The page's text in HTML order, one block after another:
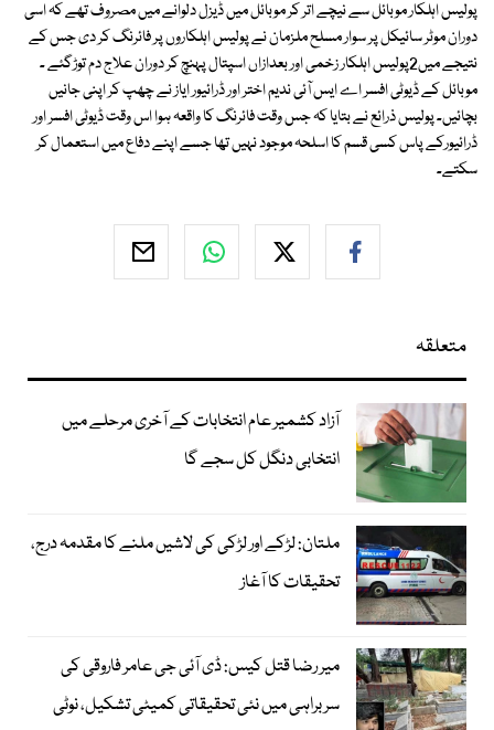
پولیس اہلکار موبائل سے نیچے اتر کر موبائل میں ڈیزل دلوانے میں مصروف تھے کہ اسی
دوران موٹر سائیکل پر سوار مسلح ملزمان نے پولیس اہلکاروں پر فائرنگ کر دی جس کے
نتیجے میں2پولیس اہلکار زخمی اور بعدازاں اسپتال پہنچ کر دوران علاج دم توڑگئے ۔
موبائل کے ڈیوٹی افسر اے ایس آئی ندیم اختر اور ڈرائیور ایاز نے چھپ کر اپنی جانیں
بچائیں۔ پولیس ذرائع نے بتایا کہ جس وقت فائرنگ کا واقعہ ہوا اس وقت ڈیوٹی افسر اور
ڈرائیورکے پاس کسی قسم کا اسلحہ موجود نہیں تھا جسے اپنے دفاع میں استعمال کر
سکتے۔
متعلقہ
آزاد کشمیر عام انتخابات کے آخری مرحلے میں
انتخابی دنگل کل سجے گا
ملتان: لڑکے اور لڑکی کی لاشیں ملنے کا مقدمہ درج،
تحقیقات کا آغاز
میر رضا قتل کیس: ڈی آئی جی عامر فاروقی کی
سربراہی میں نئی تحقیقاتی کمیٹی تشکیل، نوٹی